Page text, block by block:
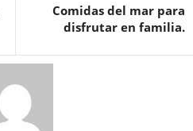
Comidas del mar para
disfrutar en familia.